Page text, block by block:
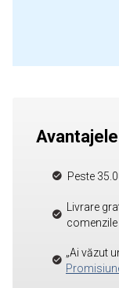
Peste
Livrare
comenzile
„Ai văzut